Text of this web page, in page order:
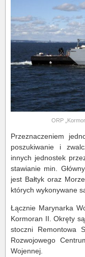
ORP
Przeznaczeniem
poszukiwanie i
innych jednostek
stawianie min.
jest Bałtyk oraz
których wykonywane
Łącznie Marynarka
Kormoran II. Okręty
stoczni Remontowa
Rozwojowego
Wojennej.